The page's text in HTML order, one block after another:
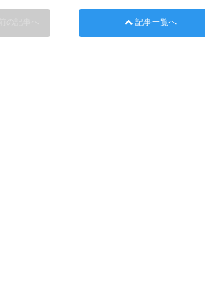
記事一覧へ